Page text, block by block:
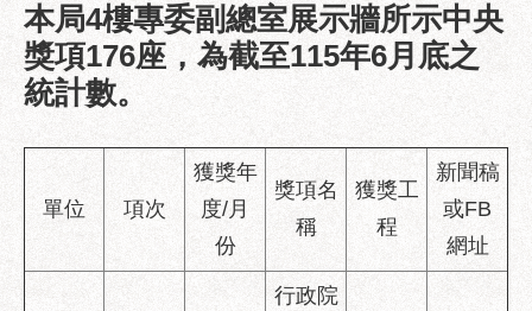
機
關
介
務
訊
政
本局4樓專委副總室展示牆所示中央
獎項176座，為截至115年6月底之
統計數。
單位 項次
獲獎年
度/月
份
獎項名
稱
獲獎工
程
新聞稿
或FB
網址
行政院